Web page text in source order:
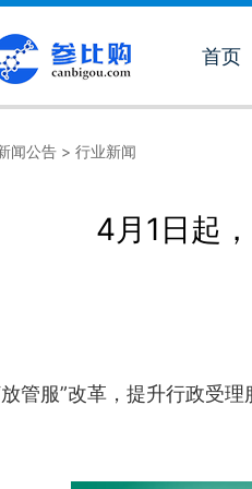
首页
闻公告 > 行业新闻
4月1日起
管服”改革，提升行政受